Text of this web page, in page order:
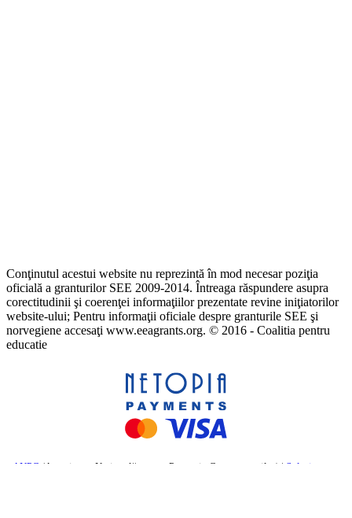
Conţinutul acestui website nu reprezintă în mod necesar poziţia
oficială a granturilor SEE 2009-2014. Întreaga răspundere asupra
corectitudinii şi coerenţei informaţiilor prezentate revine iniţiatorilor
website-ului; Pentru informaţii oficiale despre granturile SEE şi
norvegiene accesaţi www.eeagrants.org. © 2016 - Coalitia pentru
educatie
ANPC (Autoritatea Națională pentru Protecția Consumatorilor) | Soluționarea